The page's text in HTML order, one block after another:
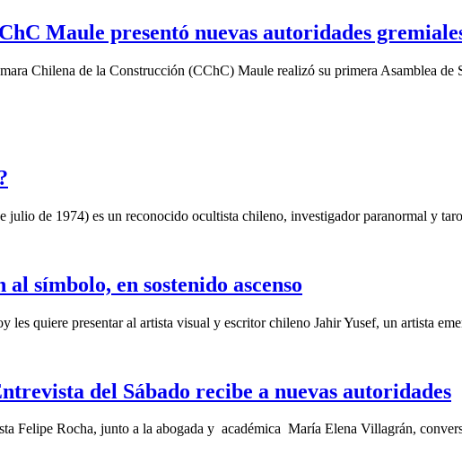
Maule presentó nuevas autoridades
Chilena de la Construcción (CChC) Maule realizó su primera Asamblea de
julio de 1974) es un reconocido ocultista chileno, investigador paranormal y
símbolo, en sostenido ascenso
les quiere presentar al artista visual y escritor chileno Jahir Yusef, un artista
del Sábado recibe a nuevas autoridades
Felipe Rocha, junto a la abogada y académica María Elena Villagrán,